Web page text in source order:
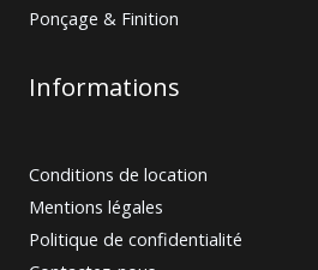
Ponçage & Finition
Informations
Conditions de location
Mentions légales
Politique de confidentialité